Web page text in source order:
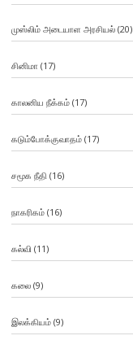
முஸ்லிம் அடையாள அரசியல்(20)
சினிமா (17)
காலனிய நீக்கம்(17)
கடும்போக்குவாதம்(17)
சமூக நீதி (16)
நாகரிகம்(16)
கல்வி (11)
கலை(9)
இலக்கியம்(9)